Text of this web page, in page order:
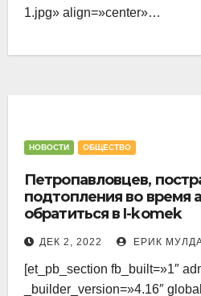
СЕВЕРО-
человеке», —
«Хоть кол на
программу
потребовал
НОВОСТИ
Около 40
городе
1.jpg» align=»center»…
НОВОСТИ ОБЩЕСТВО
Петропавловцев,
подтопления во время
обратиться в I-komek
ДЕК 2, 2022 ЕРИК
[et_pb_section fb_built=»1″
_builder_version=»4.16″